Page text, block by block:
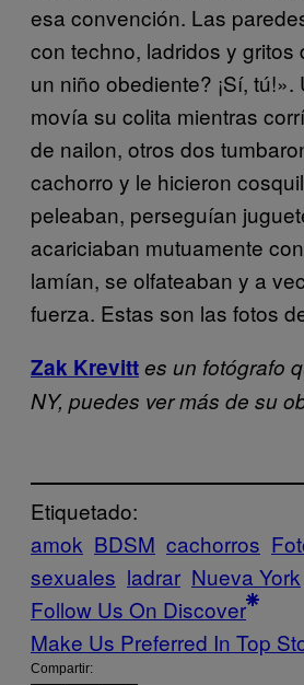
esa convención. Las
con techno, ladridos y gritos
un niño obediente? ¡Sí, tú!».
movía su colita mientras
de nailon, otros dos
cachorro y le hicieron
peleaban, perseguían
acariciaban mutuamente
lamían, se olfateaban y a
fuerza. Estas son las fotos
Zak Krevittes un fotógrafo
NY, puedes ver más de su
Etiquetado:
amok BDSM cachorros
sexuales ladrar Nueva York
Follow Us On Discover
Make Us Preferred In Top
Compartir: